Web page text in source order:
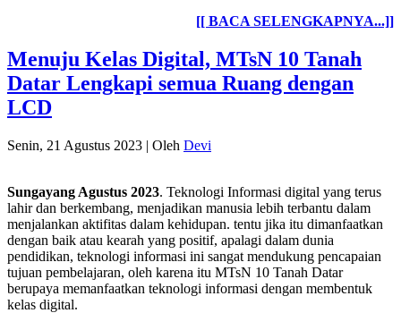
[[ BACA SELENGKAPNYA...]]
Menuju Kelas Digital, MTsN 10 Tanah
Datar Lengkapi semua Ruang dengan
LCD
Senin, 21 Agustus 2023 | Oleh Devi
Sungayang Agustus 2023. Teknologi Informasi digital yang terus
lahir dan berkembang, menjadikan manusia lebih terbantu dalam
menjalankan aktifitas dalam kehidupan. tentu jika itu dimanfaatkan
dengan baik atau kearah yang positif, apalagi dalam dunia
pendidikan, teknologi informasi ini sangat mendukung pencapaian
tujuan pembelajaran, oleh karena itu MTsN 10 Tanah Datar
berupaya memanfaatkan teknologi informasi dengan membentuk
kelas digital.